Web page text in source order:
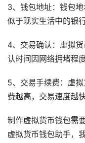
3、钱包地址：钱包
似于现实生活中的银行
4、交易确认：虚拟
认时间因网络拥堵程度
5、交易手续费：虚
费越高，交易速度越快
制作虚拟货币钱包需
虚拟货币钱包助手，